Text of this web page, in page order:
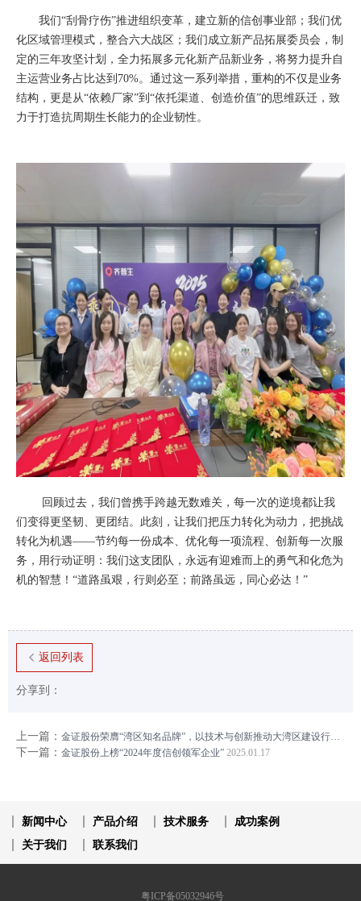
我们“刮骨疗伤”推进组织变革，建立新的信创事业部；我们优
化区域管理模式，整合六大战区；我们成立新产品拓展委员会，制
定的三年攻坚计划，全力拓展多元化新产品新业务，将努力提升自
主运营业务占比达到70%。通过这一系列举措，重构的不仅是业务
结构，更是从“依赖厂家”到“依托渠道、创造价值”的思维跃迁，致
力于打造抗周期生长能力的企业韧性。
回顾过去，我们曾携手跨越无数难关，每一次的逆境都让我
们变得更坚韧、更团结。此刻，让我们把压力转化为动力，把挑战
转化为机遇——节约每一份成本、优化每一项流程、创新每一次服
务，用行动证明：我们这支团队，永远有迎难而上的勇气和化危为
机的智慧！“道路虽艰，行则必至；前路虽远，同心必达！”
返回列表
分享到：
上一篇： 金证股份荣膺“湾区知名品牌”，以技术与创新推动大湾区建设行稳致远
下一篇： 金证股份上榜“2024年度信创领军企业” 2025.01.17
新闻中心 产品介绍 技术服务
成功案例
关于我们
联系我们
粤ICP备05032946号